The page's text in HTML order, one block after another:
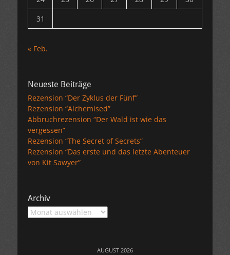
31
« Feb.
Neueste Beiträge
Rezension “Der Zyklus der Fünf”
Rezension “Alchemised”
Abbruchrezension “Der Wald ist wie das
vergessen”
Rezension “The Secret of Secrets”
Rezension “Das erste und das letzte Abenteuer
von Kit Sawyer”
Archiv
Archiv
AUGUST 2026